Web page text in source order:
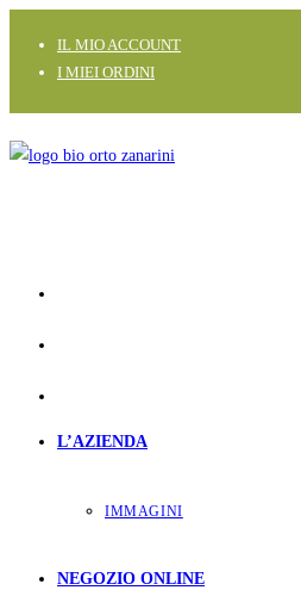
contenuto
IL MIO ACCOUNT
I MIEI ORDINI
L’AZIENDA
IMMAGINI
NEGOZIO ONLINE